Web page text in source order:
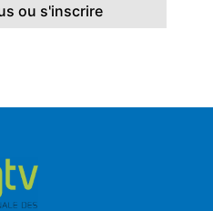
ou s'inscrire